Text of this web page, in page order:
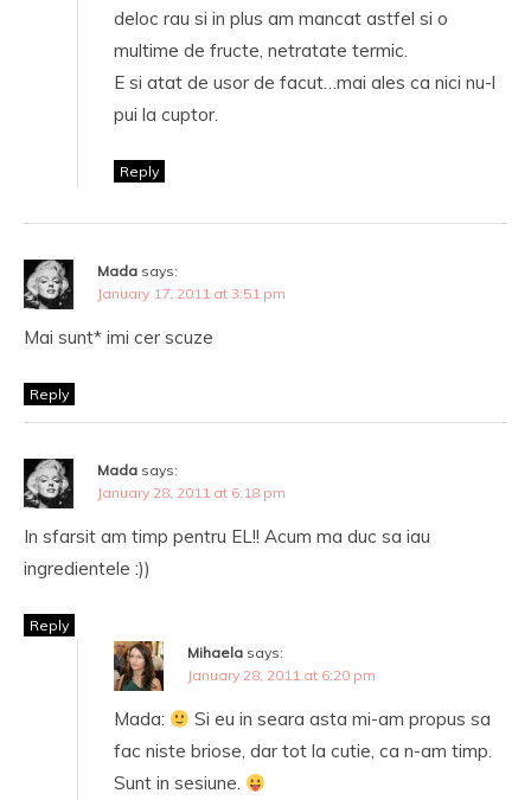
deloc rau si in plus am mancat astfel si o
multime de fructe, netratate termic.
E si atat de usor de facut…mai ales ca nici nu-l
pui la cuptor.
Reply
Mada says:
January 17, 2011 at 3:51 pm
Mai sunt* imi cer scuze
Reply
Mada says:
January 28, 2011 at 6:18 pm
In sfarsit am timp pentru EL!! Acum ma duc sa iau
ingredientele :))
Reply
Mihaela says:
January 28, 2011 at 6:20 pm
Mada:
Si eu in seara asta mi-am propus sa
fac niste briose, dar tot la cutie, ca n-am timp.
Sunt in sesiune.